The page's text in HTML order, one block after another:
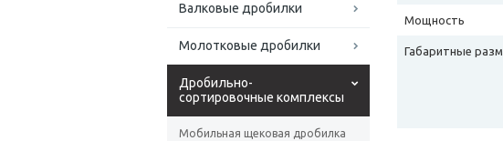
Валковые дробилки
Молотковые дробилки
Дробильно-
сортировочные комплексы
Мобильная щековая дробилка
Мощность
Габаритные